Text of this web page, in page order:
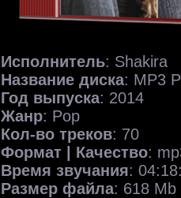
Исполнитель: Shakira
Название диска: MP3
Год выпуска: 2014
Жанр: Pop
Кол-во треков: 70
Формат | Качество:
Время звучания:
Размер файла: 618 Mb